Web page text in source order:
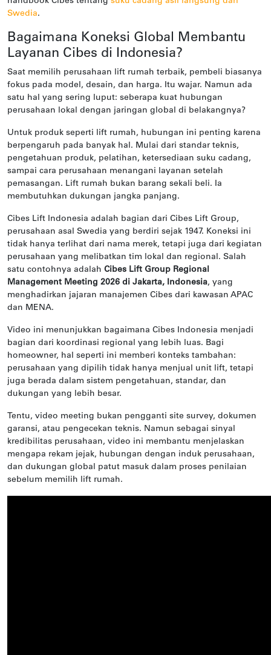
Swedia.
Bagaimana Koneksi Global Membantu
Layanan Cibes di Indonesia?
Saat memilih perusahaan lift rumah terbaik, pembeli biasanya
fokus pada model, desain, dan harga. Itu wajar. Namun ada
satu hal yang sering luput: seberapa kuat hubungan
perusahaan lokal dengan jaringan global di belakangnya?
Untuk produk seperti lift rumah, hubungan ini penting karena
berpengaruh pada banyak hal. Mulai dari standar teknis,
pengetahuan produk, pelatihan, ketersediaan suku cadang,
sampai cara perusahaan menangani layanan setelah
pemasangan. Lift rumah bukan barang sekali beli. Ia
membutuhkan dukungan jangka panjang.
Cibes Lift Indonesia adalah bagian dari Cibes Lift Group,
perusahaan asal Swedia yang berdiri sejak 1947. Koneksi ini
tidak hanya terlihat dari nama merek, tetapi juga dari kegiatan
perusahaan yang melibatkan tim lokal dan regional. Salah
satu contohnya adalah Cibes Lift Group Regional
Management Meeting 2026 di Jakarta, Indonesia, yang
menghadirkan jajaran manajemen Cibes dari kawasan APAC
dan MENA.
Video ini menunjukkan bagaimana Cibes Indonesia menjadi
bagian dari koordinasi regional yang lebih luas. Bagi
homeowner, hal seperti ini memberi konteks tambahan:
perusahaan yang dipilih tidak hanya menjual unit lift, tetapi
juga berada dalam sistem pengetahuan, standar, dan
dukungan yang lebih besar.
Tentu, video meeting bukan pengganti site survey, dokumen
garansi, atau pengecekan teknis. Namun sebagai sinyal
kredibilitas perusahaan, video ini membantu menjelaskan
mengapa rekam jejak, hubungan dengan induk perusahaan,
dan dukungan global patut masuk dalam proses penilaian
sebelum memilih lift rumah.